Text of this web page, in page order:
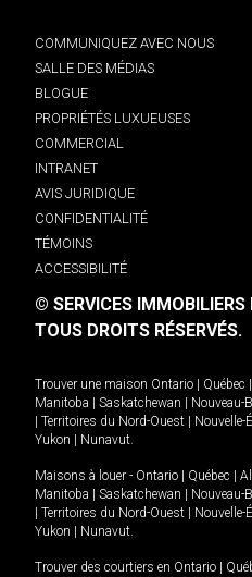
COMMUNIQUEZ AVEC NOUS
SALLE DES MÉDIAS
BLOGUE
PROPRIÉTÉS LUXUEUSES
COMMERCIAL
INTRANET
AVIS JURIDIQUE
CONFIDENTIALITÉ
TÉMOINS
ACCESSIBILITÉ
© SERVICES IMMOBILIERS
TOUS DROITS RÉSERVÉS.
Trouver une maison Ontario Québec
Manitoba
Saskatchewan Nouveau-
Territoires du Nord-Ouest Nouvelle-
Yukon
Nunavut.
Maisons à louer - Ontario Québec
Manitoba
Saskatchewan Nouveau-
Territoires du Nord-Ouest Nouvelle-
Yukon
Nunavut.
Trouver des courtiers en Ontario